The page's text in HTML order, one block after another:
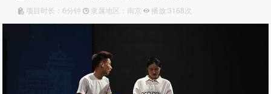
项目时长：6分钟 隶属地区：南京 播放:3168次